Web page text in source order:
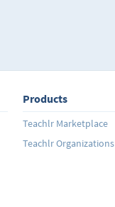
Products
Teachlr Marketplace
Teachlr Organizations